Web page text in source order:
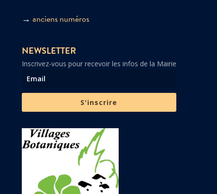
→ anciens numéros
NEWSLETTER
Inscrivez-vous pour recevoir les infos de la Mairie
S'inscrire